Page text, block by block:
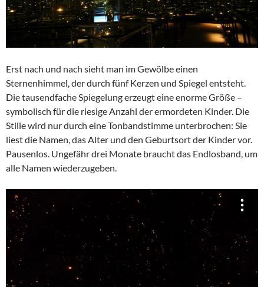
Erst nach und nach sieht man im Gewölbe einen
Sternenhimmel, der durch fünf Kerzen und Spiegel entsteht.
Die tausendfache Spiegelung erzeugt eine enorme Größe –
symbolisch für die riesige Anzahl der ermordeten Kinder. Die
Stille wird nur durch eine Tonbandstimme unterbrochen: Sie
liest die Namen, das Alter und den Geburtsort der Kinder vor.
Pausenlos. Ungefähr drei Monate braucht das Endlosband, um
alle Namen wiederzugeben.